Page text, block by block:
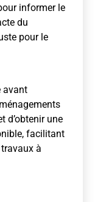
informer le
du
pour le
avant
d’obtenir une
facilitant
à